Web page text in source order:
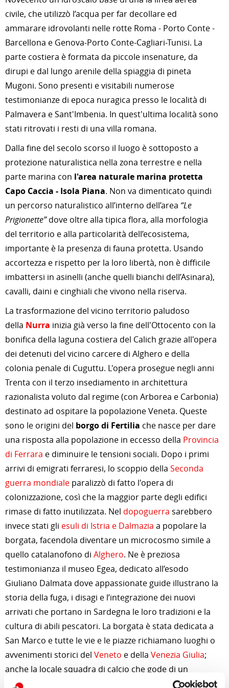
civile, che utilizzò l’acqua per far decollare ed
ammarare idrovolanti nelle rotte Roma - Porto Conte -
Barcellona e Genova-Porto Conte-Cagliari-Tunisi. La
parte costiera è formata da piccole insenature, da
dirupi e dal lungo arenile della spiaggia di pineta
Mugoni. Sono presenti e visitabili numerose
testimonianze di epoca nuragica presso le località di
Palmavera e Sant'Imbenia. In quest'ultima località sono
stati ritrovati i resti di una villa romana.
Dalla fine del secolo scorso il luogo è sottoposto a
protezione naturalistica nella zona terrestre e nella
parte marina con l'area naturale marina protetta
Capo Caccia - Isola Piana. Non va dimenticato quindi
un percorso naturalistico all’interno dell’area “Le
Prigionette”dove oltre alla tipica flora, alla morfologia
del territorio e alla particolarità dell’ecosistema,
importante è la presenza di fauna protetta. Usando
accortezza e rispetto per la loro libertà, non è difficile
imbattersi in asinelli (anche quelli bianchi dell’Asinara),
cavalli, daini e cinghiali che vivono nella riserva.
La trasformazione del vicino territorio paludoso
della Nurra inizia già verso la fine dell'Ottocento con la
bonifica della laguna costiera del Calich grazie all'opera
dei detenuti del vicino carcere di Alghero e della
colonia penale di Cuguttu. L'opera prosegue negli anni
Trenta con il terzo insediamento in architettura
razionalista voluto dal regime (con Arborea e Carbonia)
destinato ad ospitare la popolazione Veneta. Queste
sono le origini del borgo di Fertilia che nasce per dare
una risposta alla popolazione in eccesso della Provincia
di Ferrara e diminuire le tensioni sociali. Dopo i primi
arrivi di emigrati ferraresi, lo scoppio della Seconda
guerra mondiale paralizzò di fatto l'opera di
colonizzazione, così che la maggior parte degli edifici
rimase di fatto inutilizzata. Nel dopoguerra sarebbero
invece stati gli esuli di Istria e Dalmazia a popolare la
borgata, facendola diventare un microcosmo simile a
quello catalanofono di Alghero. Ne è preziosa
testimonianza il museo Egea, dedicato all’esodo
Giuliano Dalmata dove appassionate guide illustrano la
storia della fuga, i disagi e l’integrazione dei nuovi
arrivati che portano in Sardegna le loro tradizioni e la
cultura di abili pescatori. La borgata è stata dedicata a
San Marco e tutte le vie e le piazze richiamano luoghi o
avvenimenti storici del Veneto e della Venezia Giulia;
anche la locale squadra di calcio che gode di un
periodo di gloria negli anni 60, ha come simbolo il